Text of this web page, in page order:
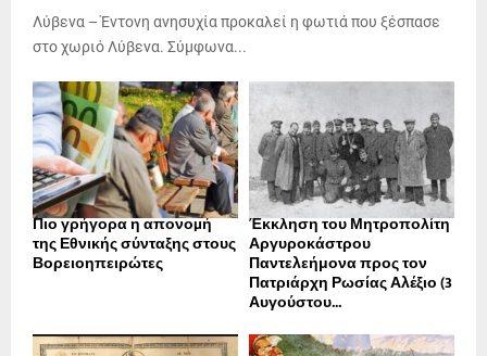
Λύβενα – Έντονη ανησυχία προκαλεί η φωτιά που ξέσπασε
στο χωριό Λύβενα. Σύμφωνα...
Πιο γρήγορα η απονοµή
της Εθνικής σύνταξης στους
Βορειοηπειρώτες
Έκκληση του Μητροπολίτη
Αργυροκάστρου
Παντελεήμονα προς τον
Πατριάρχη Ρωσίας Αλέξιο (3
Αυγούστου...